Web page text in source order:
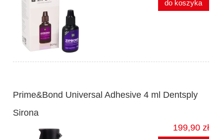
do koszyka
Prime&Bond Universal Adhesive 4 ml Dentsply
Sirona
199,90 zł